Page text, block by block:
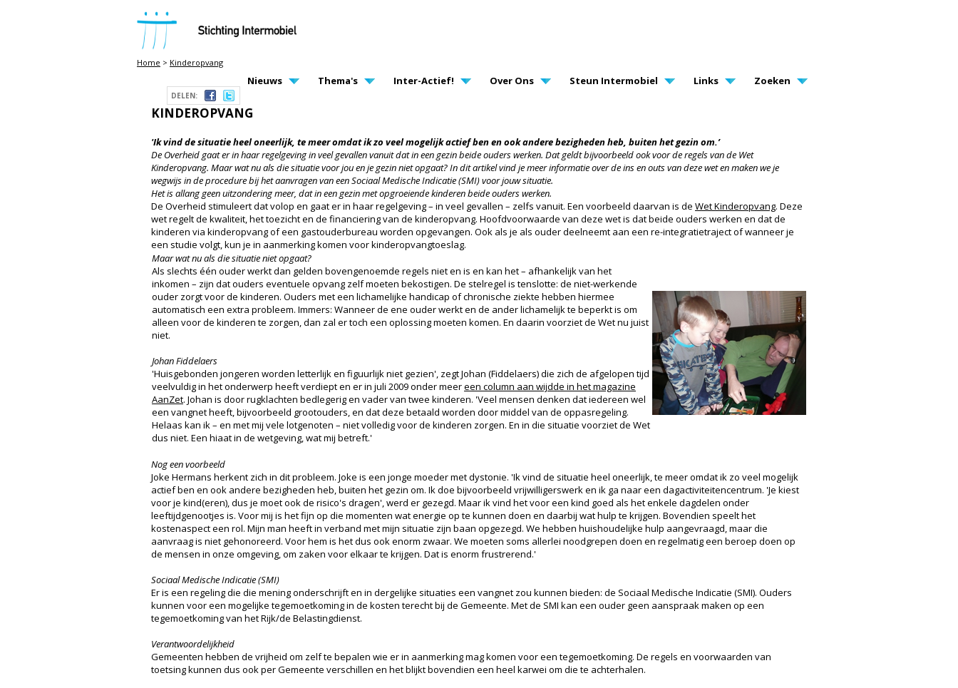
STICHTING INTERMOBIEL
MAIN PAGE NAVIGATION
Nieuws Thema's Inter-Actief! Over Ons Steun Intermobiel Links Zoeken
Home > Kinderopvang
DELEN:
KINDEROPVANG
'Ik vind de situatie heel oneerlijk, te meer omdat ik zo veel mogelijk actief ben en ook andere bezigheden heb, buiten het gezin om.’
De Overheid gaat er in haar regelgeving in veel gevallen vanuit dat in een gezin beide ouders werken. Dat geldt bijvoorbeeld ook voor de regels van de Wet
Kinderopvang. Maar wat nu als die situatie voor jou en je gezin niet opgaat? In dit artikel vind je meer informatie over de ins en outs van deze wet en maken we je
wegwijs in de procedure bij het aanvragen van een Sociaal Medische Indicatie (SMI) voor jouw situatie.
Het is allang geen uitzondering meer, dat in een gezin met opgroeiende kinderen beide ouders werken.
De Overheid stimuleert dat volop en gaat er in haar regelgeving – in veel gevallen – zelfs vanuit. Een voorbeeld daarvan is de Wet Kinderopvang. Deze
wet regelt de kwaliteit, het toezicht en de financiering van de kinderopvang. Hoofdvoorwaarde van deze wet is dat beide ouders werken en dat de
kinderen via kinderopvang of een gastouderbureau worden opgevangen. Ook als je als ouder deelneemt aan een re-integratietraject of wanneer je
een studie volgt, kun je in aanmerking komen voor kinderopvangtoeslag.
Maar wat nu als die situatie niet opgaat?
Als slechts één ouder werkt dan gelden bovengenoemde regels niet en is en kan het – afhankelijk van het
inkomen – zijn dat ouders eventuele opvang zelf moeten bekostigen. De stelregel is tenslotte: de niet-werkende
ouder zorgt voor de kinderen. Ouders met een lichamelijke handicap of chronische ziekte hebben hiermee
automatisch een extra probleem. Immers: Wanneer de ene ouder werkt en de ander lichamelijk te beperkt is om
alleen voor de kinderen te zorgen, dan zal er toch een oplossing moeten komen. En daarin voorziet de Wet nu juist
niet.
Johan Fiddelaers
'Huisgebonden jongeren worden letterlijk en figuurlijk niet gezien', zegt Johan (Fiddelaers) die zich de afgelopen tijd
veelvuldig in het onderwerp heeft verdiept en er in juli 2009 onder meereen column aan wijdde in het magazine
AanZet. Johan is door rugklachten bedlegerig en vader van twee kinderen. 'Veel mensen denken dat iedereen wel
een vangnet heeft, bijvoorbeeld grootouders, en dat deze betaald worden door middel van de oppasregeling.
Helaas kan ik – en met mij vele lotgenoten – niet volledig voor de kinderen zorgen. En in die situatie voorziet de Wet
dus niet. Een hiaat in de wetgeving, wat mij betreft.'
Nog een voorbeeld
Joke Hermans herkent zich in dit probleem. Joke is een jonge moeder met dystonie. 'Ik vind de situatie heel oneerlijk, te meer omdat ik zo veel mogelijk
actief ben en ook andere bezigheden heb, buiten het gezin om. Ik doe bijvoorbeeld vrijwilligerswerk en ik ga naar een dagactiviteitencentrum. 'Je kiest
voor je kind(eren), dus je moet ook de risico's dragen', werd er gezegd. Maar ik vind het voor een kind goed als het enkele dagdelen onder
leeftijdgenootjes is. Voor mij is het fijn op die momenten wat energie op te kunnen doen en daarbij wat hulp te krijgen. Bovendien speelt het
kostenaspect een rol. Mijn man heeft in verband met mijn situatie zijn baan opgezegd. We hebben huishoudelijke hulp aangevraagd, maar die
aanvraag is niet gehonoreerd. Voor hem is het dus ook enorm zwaar. We moeten soms allerlei noodgrepen doen en regelmatig een beroep doen op
de mensen in onze omgeving, om zaken voor elkaar te krijgen. Dat is enorm frustrerend.'
Sociaal Medische Indicatie (SMI)
Er is een regeling die die mening onderschrijft en in dergelijke situaties een vangnet zou kunnen bieden: de Sociaal Medische Indicatie (SMI). Ouders
kunnen voor een mogelijke tegemoetkoming in de kosten terecht bij de Gemeente. Met de SMI kan een ouder geen aanspraak maken op een
tegemoetkoming van het Rijk/de Belastingdienst.
Verantwoordelijkheid
Gemeenten hebben de vrijheid om zelf te bepalen wie er in aanmerking mag komen voor een tegemoetkoming. De regels en voorwaarden van
toetsing kunnen dus ook per Gemeente verschillen en het blijkt bovendien een heel karwei om die te achterhalen.